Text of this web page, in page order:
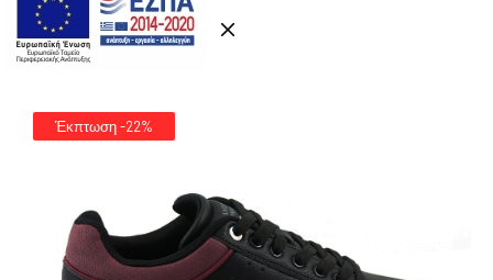
Έκπτωση -22%